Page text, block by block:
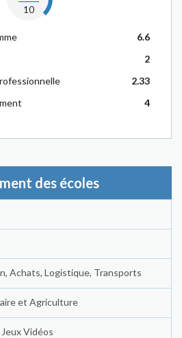
10
6.6
2
2.33
4
des écoles
Achats, Logistique, Transports
et Agriculture
Vidéos